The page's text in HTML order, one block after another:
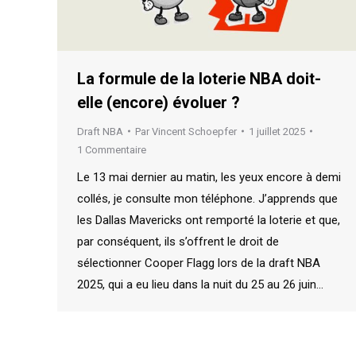
La formule de la loterie NBA doit-
elle (encore) évoluer ?
Draft NBA Par Vincent Schoepfer
1 juillet 2025
1 Commentaire
Le 13 mai dernier au matin, les yeux encore à demi
collés, je consulte mon téléphone. J’apprends que
les Dallas Mavericks ont remporté la loterie et que,
par conséquent, ils s’offrent le droit de
sélectionner Cooper Flagg lors de la draft NBA
2025, qui a eu lieu dans la nuit du 25 au 26 juin…